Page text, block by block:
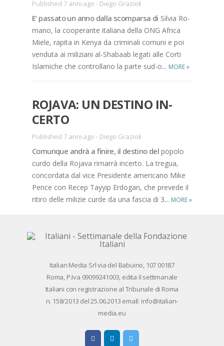
Published 7 anni ago - Diego Grazioli
E’ pas­sa­to un anno dal­la scom­par­sa di Sil­via Ro­
ma­no, la coo­pe­ran­te ita­lia­na del­la ONG Afri­ca
Mie­le, ra­pi­ta in Ke­nya da cri­mi­na­li co­mu­ni e poi
ven­du­ta ai mi­li­zia­ni al-Sha­baab le­ga­ti alle Cor­ti
Isla­mi­che che con­trol­la­no la par­te sud-o... MORE»
RO­JA­VA: UN DE­STI­NO IN­
CER­TO
Published 7 anni ago - Diego Grazioli
Co­mun­que an­drà a fi­ni­re, il de­sti­no del po­po­lo
cur­do del­la Ro­ja­va ri­mar­rà in­cer­to. La tre­gua,
con­cor­da­ta dal vice Pre­si­den­te ame­ri­ca­no Mike
Pen­ce con Re­cep Tayy­ip Er­do­gan, che pre­ve­de il
ri­ti­ro del­le mi­li­zie cur­de da una fa­scia di 3... MORE»
Ita­lian Me­dia Srl via del Ba­bui­no, 107 00187
Roma, P.Iva 09099241003, edi­ta il set­ti­ma­na­le
Ita­lia­ni con re­gi­stra­zio­ne al Tri­bu­na­le di Roma
n. 158/​2013 del 25.06.2013 email: info@ita­lian­
me­dia.eu